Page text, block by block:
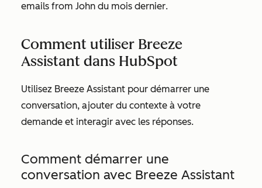
emails from John du mois dernier.
Comment utiliser Breeze
Assistant dans HubSpot
Utilisez Breeze Assistant pour démarrer une
conversation, ajouter du contexte à votre
demande et interagir avec les réponses.
Comment démarrer une
conversation avec Breeze Assistant